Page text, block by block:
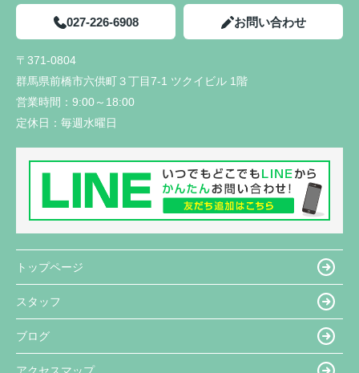
027-226-6908 お問い合わせ
〒371-0804
群馬県前橋市六供町３丁目7-1 ツクイビル 1階
営業時間： 9:00～18:00
定休日： 毎週水曜日
トップページ
スタッフ
ブログ
アクセスマップ